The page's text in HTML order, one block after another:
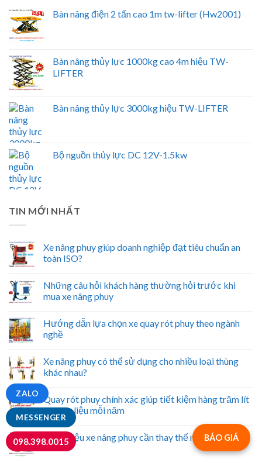
MESSENGER
ZALO
098.398.0015
Bàn nâng điện 2 tấn cao 1m tw-lifter (Hw2001)
Bàn nâng thủy lực 1000kg cao 4m hiệu TW-
LIFTER
Bàn nâng thủy lực 3000kg hiệu TW-LIFTER
Bộ nguồn thủy lực DC 12V-1.5kw
TIN MỚI NHẤT
Xe nâng phuy giúp doanh nghiệp đạt tiêu chuẩn an
toàn ISO?
Những câu hỏi khách hàng thường hỏi trước khi
mua xe nâng phuy
Hướng dẫn lựa chọn xe quay rót phuy theo ngành
nghề
Xe nâng phuy có thể sử dụng cho nhiều loại thùng
khác nhau?
Quay rót phuy chính xác giúp tiết kiệm hàng trăm lít
nguyên liệu mỗi năm
5 dấu hiệu xe nâng phuy cần thay thế ngayBÁO GIÁ